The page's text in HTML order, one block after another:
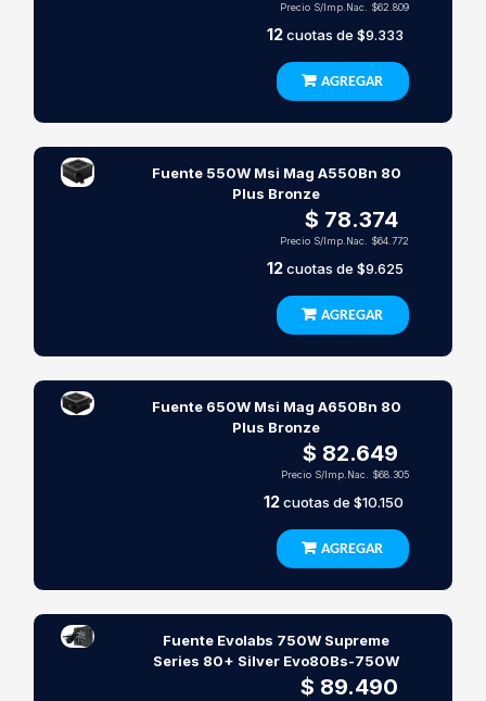
Precio S/Imp.Nac. $62.809
12cuotas de $9.333
AGREGAR
Fuente 550W Msi Mag A550Bn 80
Plus Bronze
$ 78.374
Precio S/Imp.Nac. $64.772
12cuotas de $9.625
AGREGAR
Fuente 650W Msi Mag A650Bn 80
Plus Bronze
$ 82.649
Precio S/Imp.Nac. $68.305
12cuotas de $10.150
AGREGAR
Fuente Evolabs 750W Supreme
Series 80+ Silver Evo80Bs-750W
$ 89.490